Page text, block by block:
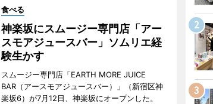
食べる
神楽坂にスムージー専門店「アー
スモアジュースバー」ソムリエ経
験生かす
スムージー専門店「EARTH MORE JUICE
BAR（アースモアジュースバー）」（新宿区神
楽坂6）が7月12日、神楽坂にオープンした。